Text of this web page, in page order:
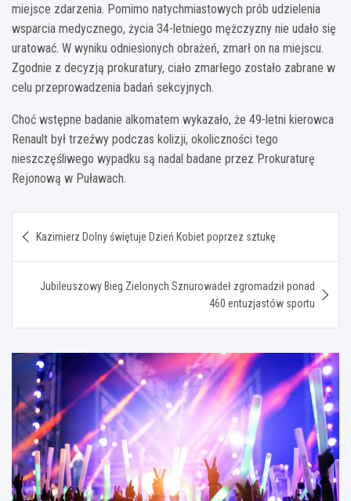
miejsce zdarzenia. Pomimo natychmiastowych prób udzielenia
wsparcia medycznego, życia 34-letniego mężczyzny nie udało się
uratować. W wyniku odniesionych obrażeń, zmarł on na miejscu.
Zgodnie z decyzją prokuratury, ciało zmarłego zostało zabrane w
celu przeprowadzenia badań sekcyjnych.
Choć wstępne badanie alkomatem wykazało, że 49-letni kierowca
Renault był trzeźwy podczas kolizji, okoliczności tego
nieszczęśliwego wypadku są nadal badane przez Prokuraturę
Rejonową w Puławach.
wpisu
Kazimierz Dolny świętuje Dzień Kobiet poprzez sztukę
Jubileuszowy Bieg Zielonych Sznurowadeł zgromadził ponad
460 entuzjastów sportu